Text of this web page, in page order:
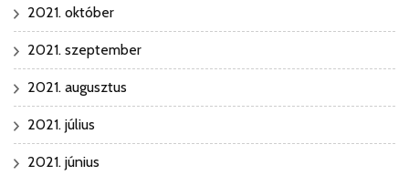
2021. október
2021. szeptember
2021. augusztus
2021. július
2021. június